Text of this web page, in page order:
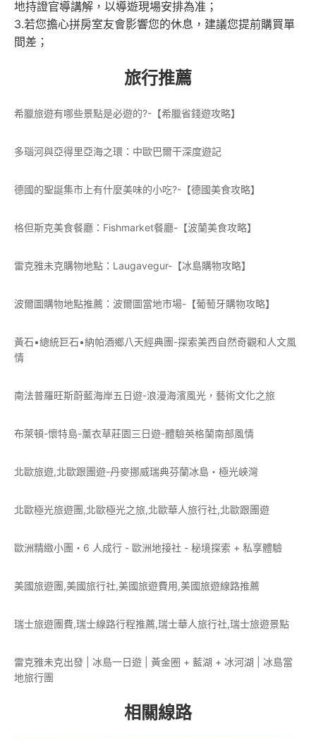
地持證官導講解，以導遊現場安排為准；
3.若您擔心拼房室友會影響您的休息，建議您提前購買單
間差；
旅行推薦
希臘旅遊有哪些景點是必遊的?-【希臘省錢遊攻略】
多瑙河與亞得里亞海之環：中歐巴爾干深度遊記
德國的聖誕集市上有什麼美味的小吃?-【德國美食攻略】
格但斯克美食餐廳：Fishmarket餐廳-【波蘭美食攻略】
雷克雅未克購物地點：Laugavegur-【冰島購物攻略】
波爾圖購物地點推薦：波爾圖當地市場-【葡萄牙購物攻略】
黃石•總統巨石•納帕酒鄉八天經典團-探索美西自然奇觀和人文風
情
南法普羅旺斯蔚藍海岸五日遊-浪漫海濱風光，藝術文化之旅
布萊頓-懷特島-薰衣草莊園三日遊-體驗英格蘭南部風情
北歐旅遊,北歐跟團遊-丹麥挪威瑞典芬蘭冰島・極光峽灣
北歐極光旅遊團,北歐極光之旅,北歐華人旅行社,北歐跟團遊
歐洲精緻小團・6 人成行 - 歐洲地接社 - 秘境探索 + 私享體驗
美國旅遊團,美國旅行社,美國旅遊費用,美國旅遊線路推薦
瑞士旅遊團費,瑞士線路行程推薦,瑞士華人旅行社,瑞士旅遊景點
雷克雅未克出發 | 冰島一日遊 | 黃金圈 + 藍湖 + 冰河湖 | 冰島當
地旅行團
相關線路